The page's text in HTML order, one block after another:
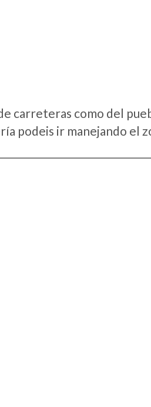
carreteras como del
podeis ir manejando el